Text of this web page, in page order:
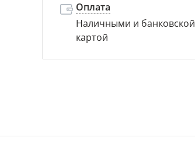
Оплата
Наличными и банковской
картой